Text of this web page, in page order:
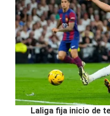
Laliga fija inicio de